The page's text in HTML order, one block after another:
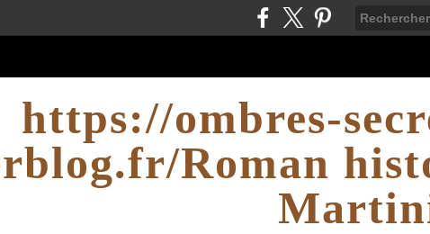
https://ombres-
Roman